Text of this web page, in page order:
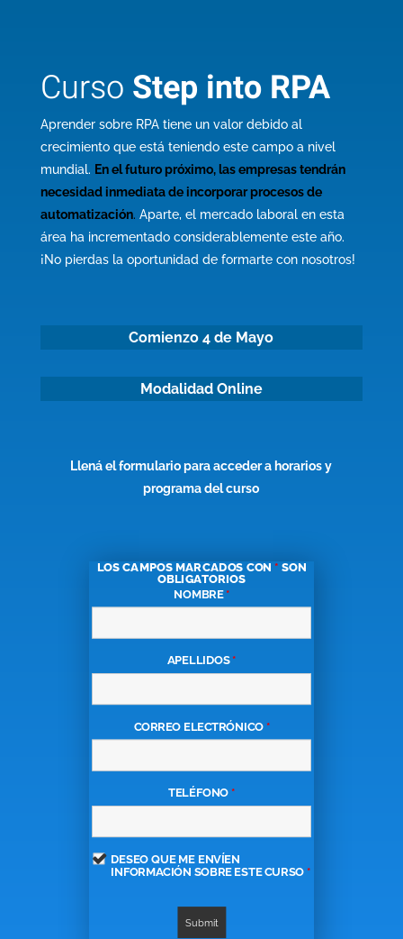
Curso Step into RPA
Aprender sobre RPA tiene un valor debido al
crecimiento que está teniendo este campo a nivel
mundial. En el futuro próximo, las empresas tendrán
necesidad inmediata de incorporar procesos de
automatización. Aparte, el mercado laboral en esta
área ha incrementado considerablemente este año.
¡No pierdas la oportunidad de formarte con nosotros!
Comienzo 4 de Mayo
Modalidad Online
Llená el formulario para acceder a horarios y
programa del curso
LOS CAMPOS MARCADOS CON * SON
OBLIGATORIOS
NOMBRE*
APELLIDOS*
CORREO ELECTRÓNICO *
TELÉFONO *
DESEO QUE ME ENVÍEN
INFORMACIÓN SOBRE ESTE CURSO *